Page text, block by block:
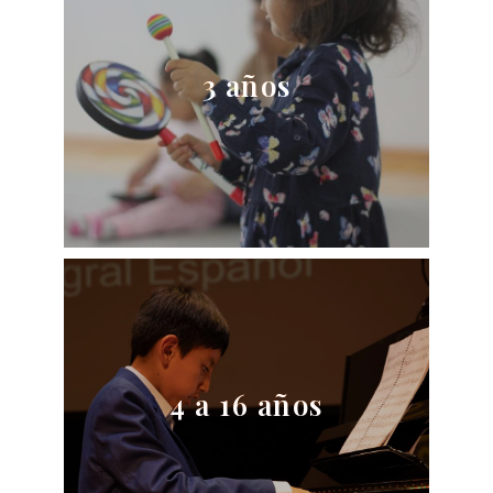
3 años
Pre Música
Ver información
4 a 16 años
Escuela Musical